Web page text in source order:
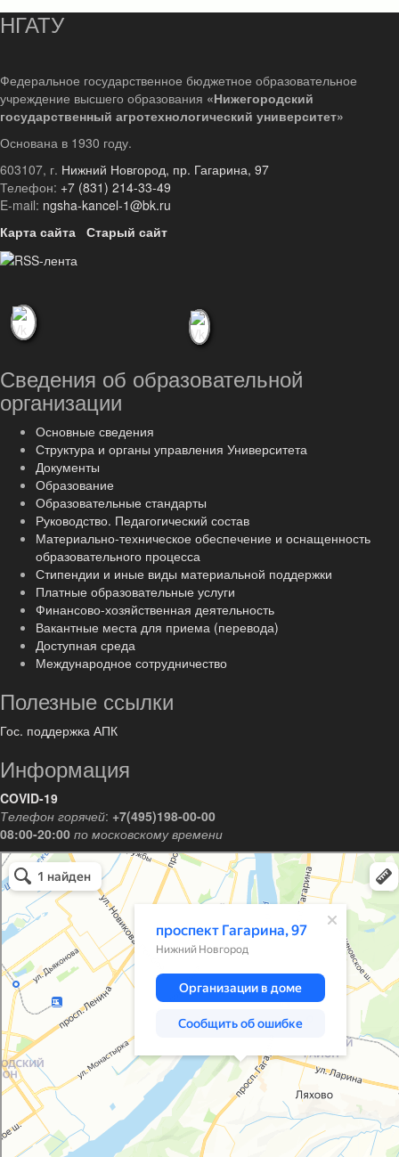
НГАТУ
Федеральное государственное бюджетное образовательное
учреждение высшего образования «Нижегородский
государственный агротехнологический университет»
Основана в 1930 году.
603107, г. Нижний Новгород, пр. Гагарина, 97
Телефон: +7 (831) 214-33-49
E-mail: ngsha-kancel-1@bk.ru
Карта сайта Старый сайт
Сведения об образовательной
организации
Основные сведения
Структура и органы управления Университета
Документы
Образование
Образовательные стандарты
Руководство. Педагогический состав
Материально-техническое обеспечение и оснащенность
образовательного процесса
Стипендии и иные виды материальной поддержки
Платные образовательные услуги
Финансово-хозяйственная деятельность
Вакантные места для приема (перевода)
Доступная среда
Международное сотрудничество
Полезные ссылки
Гос. поддержка АПК
Информация
COVID-19
Телефон горячей: +7(495)198-00-00
08:00-20:00 по московскому времени